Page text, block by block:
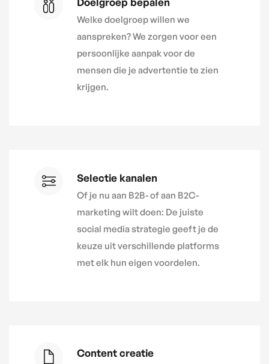
Welke doelgroep willen we
aanspreken? We zorgen voor een
persoonlijke aanpak voor de
mensen die je advertentie te zien
krijgen.
Selectie kanalen
Of je nu aan B2B- of aan B2C-
marketing wilt doen: De juiste
social media strategie geeft je de
keuze uit verschillende platforms
met elk hun eigen voordelen.
Content creatie